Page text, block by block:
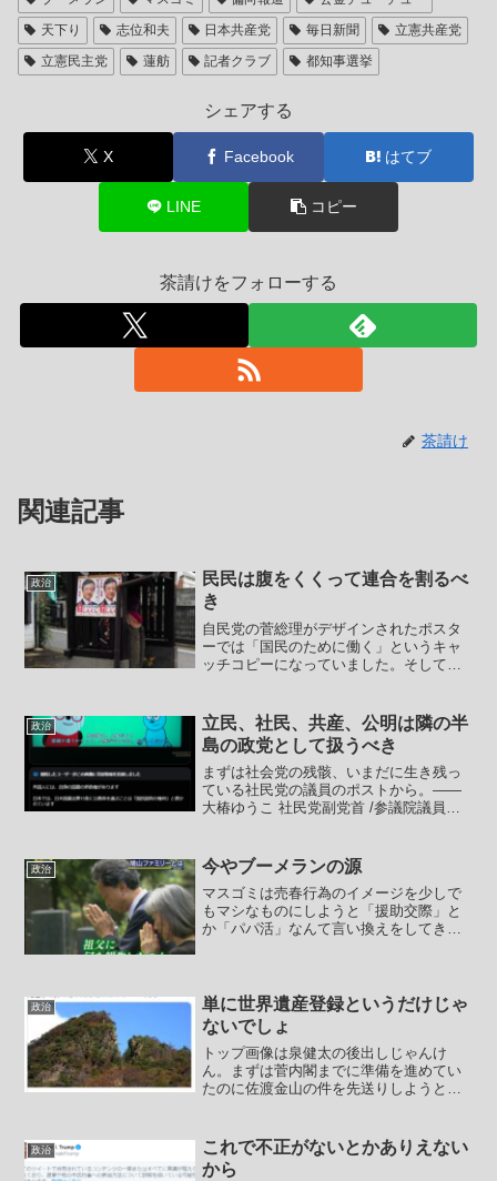
天下り
志位和夫 日本共産党 毎日新聞
立憲共産党
立憲民主党
蓮舫 記者クラブ 都知事選挙
シェアする
X Facebook はてブ
LINE コピー
茶請けをフォローする
茶請け
関連記事
政治
民民は腹をくくって連合を割るべ
き
自民党の菅総理がデザインされたポスタ
ーでは「国民のために働く」というキャ
ッチコピーになっていました。そして一
の政治」というキャッチコピーにしたこ
とが報じられています。時...
政治
立民、社民、共産、公明は隣の半
島の政党として扱うべき
まずは社会党の残骸、いまだに生き残っ
ている社民党の議員のポストから。――
大椿ゆうこ 社民党副党首 /参議院議員
ンターによるもの。ガッツリ外国人参政
権の問題...
政治 今やブーメランの源
マスゴミは売春行為のイメージを少しで
もマシなものにしようと「援助交際」と
か「パパ活」なんて言い換えをしてきま
グループが問題となったと...
政治
単に世界遺産登録というだけじゃ
ないでしょ
トップ画像は泉健太の後出しじゃんけ
ん。まずは菅内閣までに準備を進めてい
たのに佐渡金山の件を先送りしようとし
て慌てて２月１日の締め切りに間に合わ
せて申請する方針に転換した...
政治
これで不正がないとかありえない
から